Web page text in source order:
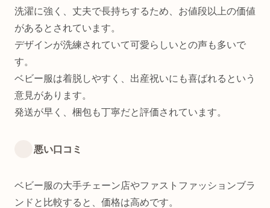
洗濯に強く、丈夫で長持ちするため、お値段以上の価値
があるとされています。
デザインが洗練されていて可愛らしいとの声も多いで
す。
ベビー服は着脱しやすく、出産祝いにも喜ばれるという
意見があります。
発送が早く、梱包も丁寧だと評価されています。
悪い口コミ
ベビー服の大手チェーン店やファストファッションブラ
ンドと比較すると、価格は高めです。